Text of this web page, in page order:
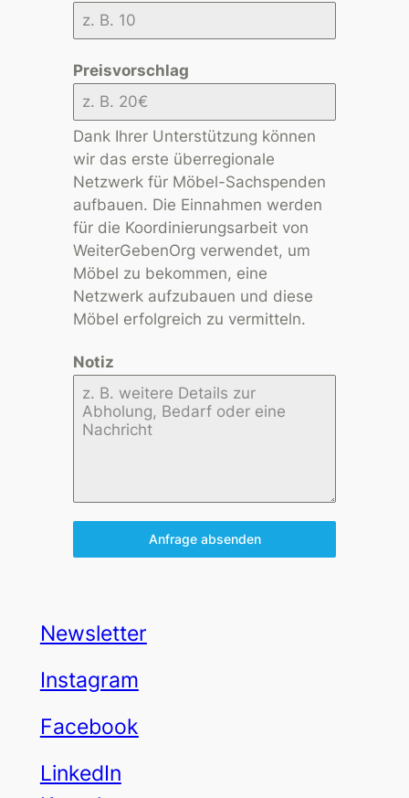
Preisvorschlag
Dank Ihrer Unterstützung können
wir das erste überregionale
Netzwerk für Möbel-Sachspenden
aufbauen. Die Einnahmen werden
für die Koordinierungsarbeit von
WeiterGebenOrg verwendet, um
Möbel zu bekommen, eine
Netzwerk aufzubauen und diese
Möbel erfolgreich zu vermitteln.
Notiz
Anfrage absenden
Newsletter
Instagram
Facebook
LinkedIn